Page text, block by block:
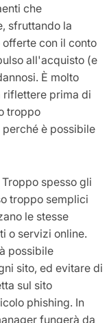
che
sfruttando la
con il conto
all'acquisto (e
È molto
riflettere prima di
troppo
è possibile
Troppo spesso gli
troppo semplici
le stesse
o servizi online.
possibile
sito, ed evitare di
sul sito
phishing. In
fungerà da